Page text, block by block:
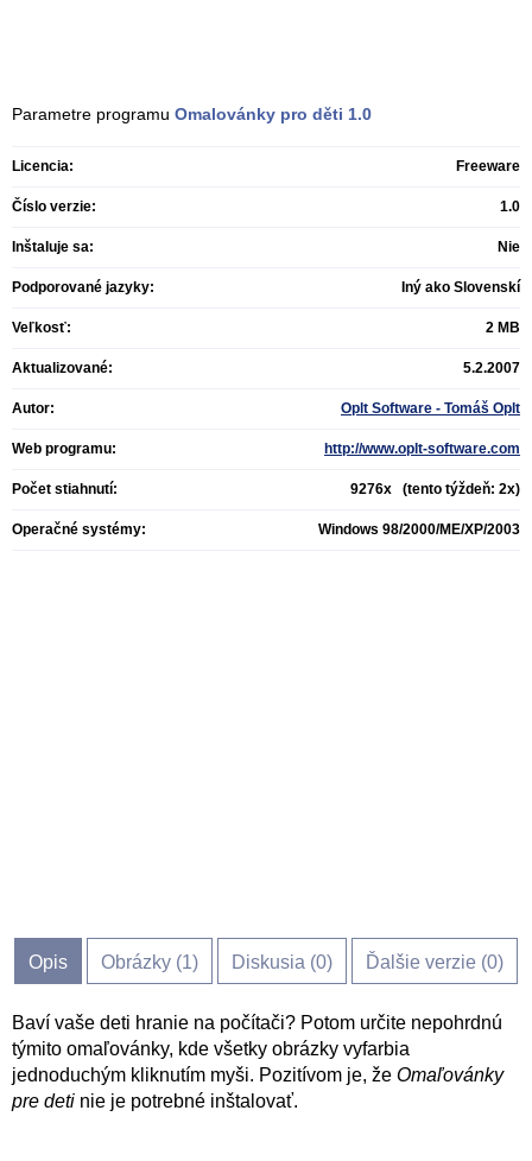
Parametre programu Omalovánky pro děti 1.0
Licencia: Freeware
Číslo verzie: 1.0
Inštaluje sa: Nie
Podporované jazyky: Iný ako Slovenskí
Veľkosť: 2 MB
Aktualizované: 5.2.2007
Autor: Oplt Software - Tomáš Oplt
Web programu: http://www.oplt-software.com
Počet stiahnutí: 9276x (tento týždeň: 2x)
Operačné systémy: Windows 98/2000/ME/XP/2003
Opis Obrázky (1) Diskusia (0) Ďalšie verzie (0)
Baví vaše deti hranie na počítači? Potom určite nepohrdnú
týmito omaľovánky, kde všetky obrázky vyfarbia
jednoduchým kliknutím myši. Pozitívom je, že Omaľovánky
pre deti nie je potrebné inštalovať.